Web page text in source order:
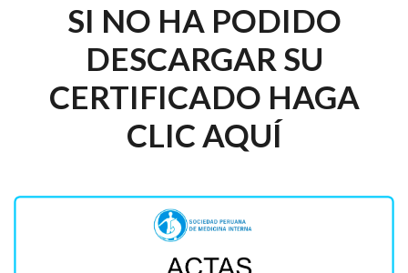
SI NO HA PODIDO
DESCARGAR SU
CERTIFICADO HAGA
CLIC AQUÍ